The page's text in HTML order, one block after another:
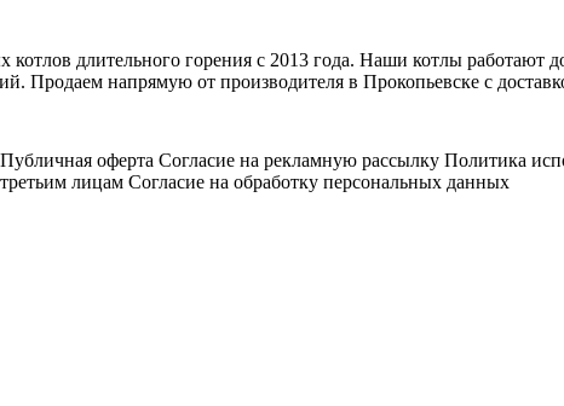
котлов длительного горения с 2013 года. Наши котлы работают
Продаем напрямую от производителя в Прокопьевске с
Публичная оферта Согласие на рекламную рассылку Политика
лицам Согласие на обработку персональных данных